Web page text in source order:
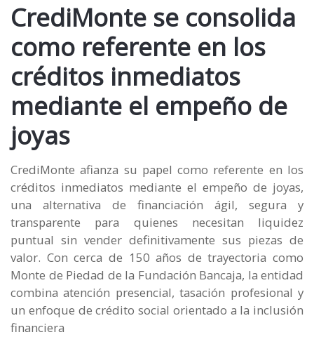
CrediMonte se consolida
como referente en los
créditos inmediatos
mediante el empeño de
joyas
CrediMonte afianza su papel como referente en los
créditos inmediatos mediante el empeño de joyas,
una alternativa de financiación ágil, segura y
transparente para quienes necesitan liquidez
puntual sin vender definitivamente sus piezas de
valor. Con cerca de 150 años de trayectoria como
Monte de Piedad de la Fundación Bancaja, la entidad
combina atención presencial, tasación profesional y
un enfoque de crédito social orientado a la inclusión
financiera